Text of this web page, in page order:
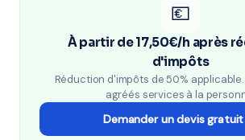
💶
À partir de 17,50€/h après
d'impôts
Réduction d'impôts de 50%
agréés services à la
Demander un devis